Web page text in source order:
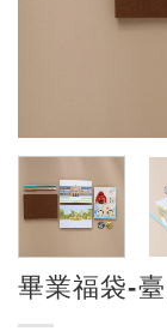
畢業福袋-